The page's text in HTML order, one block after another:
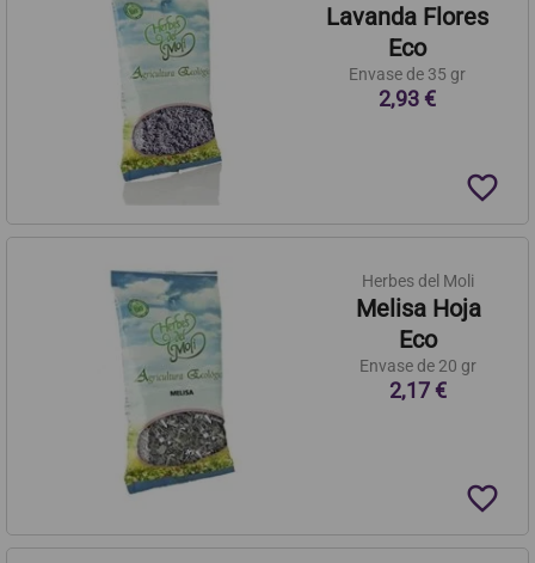
Lavanda Flores
Eco
Envase de 35 gr
2,93 €
favorite_border
Herbes del Moli
Melisa Hoja
Eco
Envase de 20 gr
2,17 €
favorite_border